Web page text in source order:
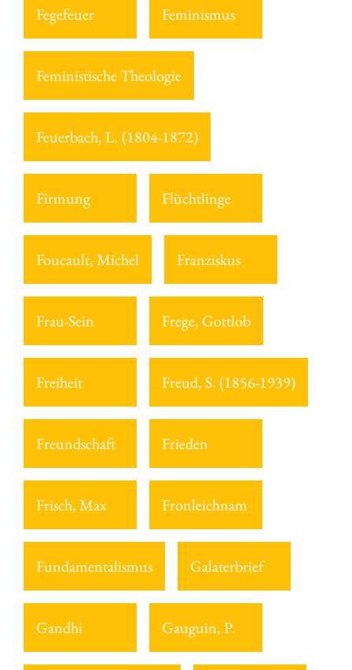
Fegefeuer Feminismus
Feministische Theologie
Feuerbach, L. (1804-1872)
Firmung Flüchtlinge
Foucault, Michel Franziskus
Frau-Sein Frege, Gottlob
Freiheit Freud, S. (1856-1939)
Freundschaft Frieden
Frisch, Max Fronleichnam
Fundamentalismus Galaterbrief
Gandhi Gauguin, P.